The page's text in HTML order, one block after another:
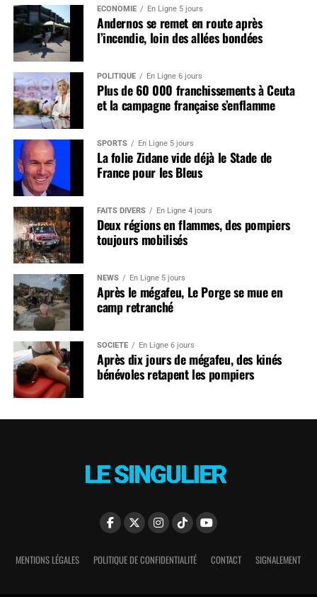
ÉCONOMIE En Ligne 5 jours
Andernos se remet en route après
l’incendie, loin des allées bondées
POLITIQUE En Ligne 6 jours
Plus de 60 000 franchissements à Ceuta
et la campagne française s’enflamme
SPORTS En Ligne 5 jours
La folie Zidane vide déjà le Stade de
France pour les Bleus
FAITS DIVERS En Ligne 4 jours
Deux régions en flammes, des pompiers
toujours mobilisés
NEWS En Ligne 5 jours
Après le mégafeu, Le Porge se mue en
camp retranché
SOCIÉTÉ En Ligne 6 jours
Après dix jours de mégafeu, des kinés
bénévoles retapent les pompiers
MENTIONS LÉGALES POLITIQUE DE CONFIDENTIALITÉ CONTACT SIGNALEMENT